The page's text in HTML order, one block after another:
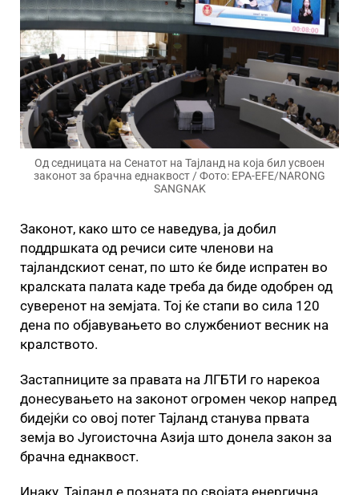
Од седницата на Сенатот на Тајланд на која бил усвоен
законот за брачна еднаквост / Фото: EPA-EFE/NARONG
SANGNAK
Законот, како што се наведува, ја добил
поддршката од речиси сите членови на
тајландскиот сенат, по што ќе биде испратен во
кралската палата каде треба да биде одобрен од
суверенот на земјата. Тој ќе стапи во сила 120
дена по објавувањето во службениот весник на
кралството.
Застапниците за правата на ЛГБТИ го нарекоа
донесувањето на законот огромен чекор напред
бидејќи со овој потег Тајланд станува првата
земја во Југоисточна Азија што донела закон за
брачна еднаквост.
Инаку, Тајланд е позната по својата енергична